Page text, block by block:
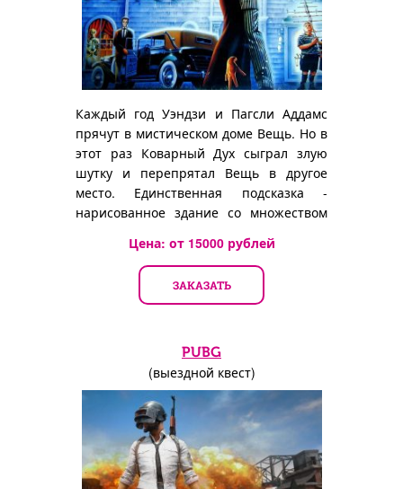
Каждый год Уэндзи и Пагсли Аддамс
прячут в мистическом доме Вещь. Но в
этот раз Коварный Дух сыграл злую
шутку и перепрятал Вещь в другое
место. Единственная подсказка -
нарисованное здание со множеством
Цена: от 15000рублей
ЗАКАЗАТЬ
PUBG
(выездной квест)